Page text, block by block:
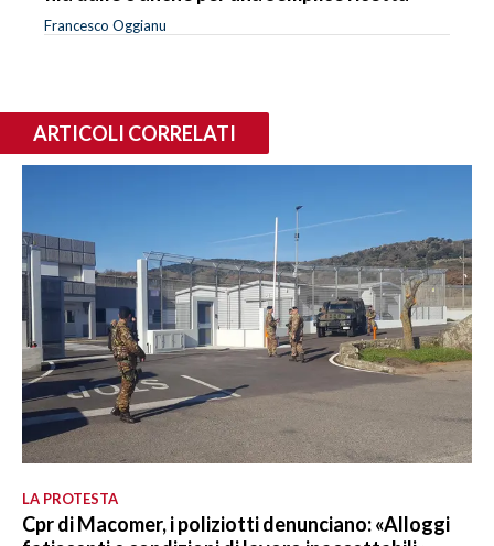
Francesco Oggianu
ARTICOLI CORRELATI
LA PROTESTA
Cpr di Macomer, i poliziotti denunciano: «Alloggi